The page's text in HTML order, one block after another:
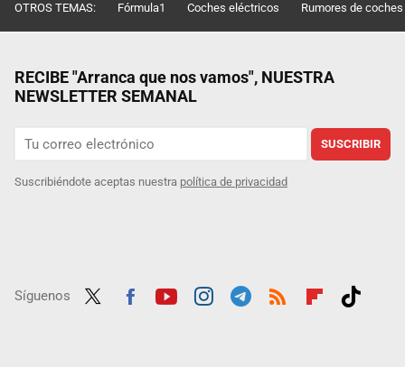
OTROS TEMAS: Fórmula1 Coches eléctricos Rumores de coches
RECIBE "Arranca que nos vamos", NUESTRA
NEWSLETTER SEMANAL
SUSCRIBIR
Suscribiéndote aceptas nuestra política de privacidad
Síguenos